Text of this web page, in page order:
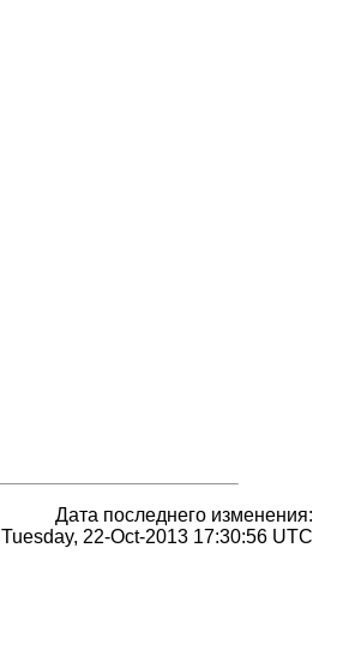
Дата последнего изменения:
Tuesday, 22-Oct-2013 17:30:56 UTC